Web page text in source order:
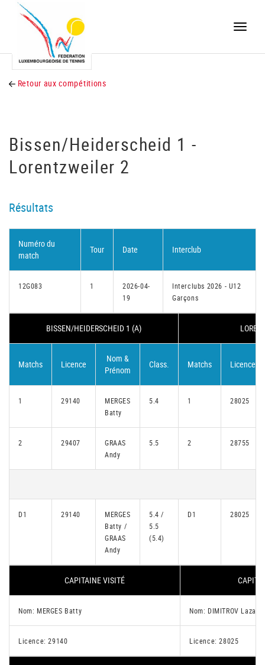
Toggle
Retour aux compétitions
Bissen/Heiderscheid 1 -
Lorentzweiler 2
Résultats
Numéro du
match
Tour Date Interclub
12G083 1
2026-04-
19
Interclubs 2026 - U12
Garçons
BISSEN/HEIDERSCHEID 1 (A)
Matchs Licence
Nom &
Prénom
Class. Matchs Licence
1 29140
MERGES
Batty
5.4 1 28025
2 29407
GRAAS
Andy
5.5 2 28755
D1 29140
MERGES
Batty /
GRAAS
Andy
5.4 /
5.5
(5.4)
D1 28025
CAPITAINE VISITÉ
Nom: MERGES Batty Nom: DIMITROV Lazar
Licence: 29140 Licence: 28025